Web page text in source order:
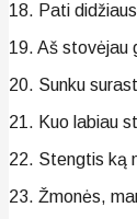
18. Pati
19. Aš stovėjau
20. Sunku
21. Kuo labiau
22. Stengtis ką
23. Žmonės,